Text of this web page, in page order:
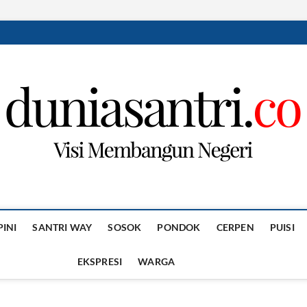
SANTRI WAY SOSOK PONDOK CERPEN PUISI
EKSPRESI WARGA